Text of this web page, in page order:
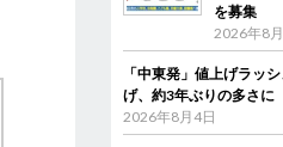
を募集
2026年8
「中東発」値上げラッ
げ、約3年ぶりの多さに
2026年8月4日